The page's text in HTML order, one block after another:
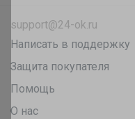
support@24-ok.ru
Написать в поддержку
Защита покупателя
Помощь
О нас
Натка
Кеды на сменку